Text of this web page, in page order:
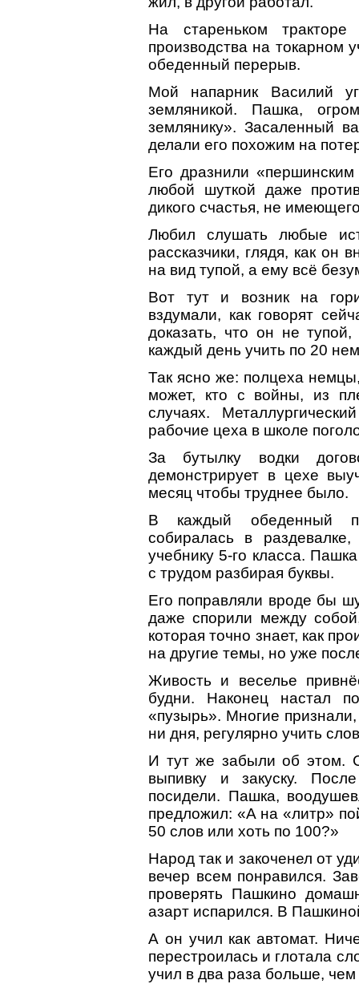
На стареньком
производства на токарном
обеденный перерыв.
Мой напарник Василий
земляникой. Пашка,
землянику». Засаленный
делали его похожим на
Его дразнили
любой шуткой даже
дикого счастья, не
Любил слушать любые
рассказчики, глядя, как он
на вид тупой, а ему всё
Вот тут и возник на
вздумали, как говорят
доказать, что он не
каждый день учить по 20
Так ясно же: полцеха
может, кто с войны, из
случаях.
рабочие цеха в школе
За бутылку водки
демонстрирует в цехе
месяц чтобы труднее было.
В каждый обеденный
собиралась в
учебнику 5-го класса.
с трудом разбирая буквы.
Его поправляли вроде бы
даже спорили между
которая точно знает, как
на другие темы, но уже
Живость и веселье
будни. Наконец настал
«пузырь». Многие
ни дня, регулярно учить
И тут же забыли об этом.
выпивку и закуску.
посидели. Пашка,
предложил: «А на «литр»
50 слов или хоть по 100?»
Народ так и закоченел от
вечер всем понравился.
проверять Пашкино
азарт испарился. В
А он учил как автомат.
перестроилась и глотала
учил в два раза больше, чем